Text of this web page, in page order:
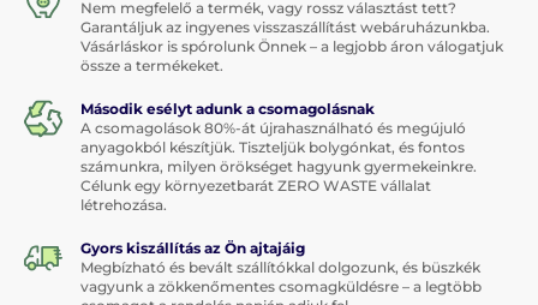
Nem megfelelő a termék, vagy rossz választást tett?
Garantáljuk az ingyenes visszaszállítást webáruházunkba.
Vásárláskor is spórolunk Önnek – a legjobb áron válogatjuk
össze a termékeket.
Második esélyt adunk a csomagolásnak
A csomagolások 80%-át újrahasználható és megújuló
anyagokból készítjük. Tiszteljük bolygónkat, és fontos
számunkra, milyen örökséget hagyunk gyermekeinkre.
Célunk egy környezetbarát ZERO WASTE vállalat
létrehozása.
Gyors kiszállítás az Ön ajtajáig
Megbízható és bevált szállítókkal dolgozunk, és büszkék
vagyunk a zökkenőmentes csomagküldésre – a legtöbb